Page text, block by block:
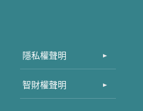
隱私權聲明
智財權聲明